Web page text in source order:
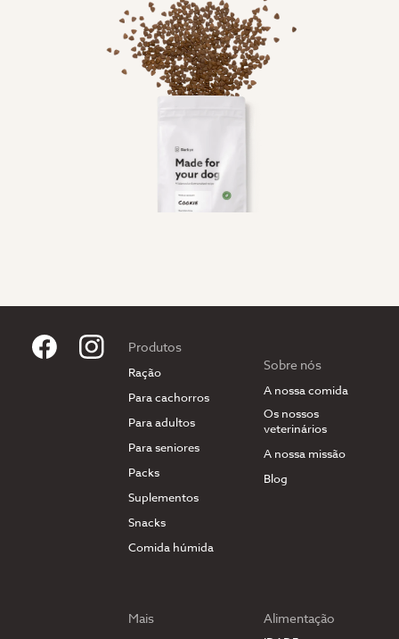
Produtos
Ração
Para cachorros
Para adultos
Para seniores
Packs
Suplementos
Snacks
Comida húmida
Sobre nós
A nossa comida
Os nossos
veterinários
A nossa missão
Blog
Mais Alimentação